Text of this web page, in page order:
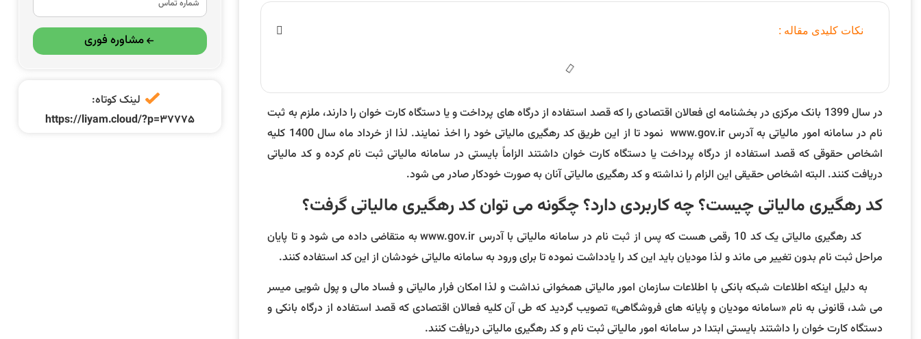
نکات کلیدی مقاله :
در سال 1399 بانک مرکزی در بخشنامه ای فعالان اقتصادی را که قصد استفاده از درگاه های پرداخت و یا دستگاه کارت خوان را دارند، ملزم به ثبت
نام در سامانه امور مالیاتی به آدرس www.gov.ir نمود تا از این طریق کد رهگیری مالیاتی خود را اخذ نمایند. لذا از خرداد ماه سال 1400 کلیه
اشخاص حقوقی که قصد استفاده از درگاه پرداخت یا دستگاه کارت خوان داشتند الزاماً بایستی در سامانه مالیاتی ثبت نام کرده و کد مالیاتی
دریافت کنند. البته اشخاص حقیقی این الزام را نداشته و کد رهگیری مالیاتی آنان به صورت خودکار صادر می شود.
کد رهگیری مالیاتی چیست؟ چه کاربردی دارد؟ چگونه می توان کد رهگیری مالیاتی گرفت؟
کد رهگیری مالیاتی یک کد 10 رقمی هست که پس از ثبت نام در سامانه مالیاتی با آدرس www.gov.ir به متقاضی داده می شود و تا پایان
مراحل ثبت نام بدون تغییر می ماند و لذا مودیان باید این کد را یادداشت نموده تا برای ورود به سامانه مالیاتی خودشان از این کد استفاده کنند.
به دلیل اینکه اطلاعات شبکه بانکی با اطلاعات سازمان امور مالیاتی همخوانی نداشت و لذا امکان فرار مالیاتی و فساد مالی و پول شویی میسر
می شد، قانونی به نام «سامانه مودیان و پایانه های فروشگاهی» تصویب گردید که طی آن کلیه فعالان اقتصادی که قصد استفاده از درگاه بانکی و
دستگاه کارت خوان را داشتند بایستی ابتدا در سامانه امور مالیاتی ثبت نام و کد رهگیری مالیاتی دریافت کنند.
مشاوره فوری
لینک کوتاه:
https://liyam.cloud/?p=37775